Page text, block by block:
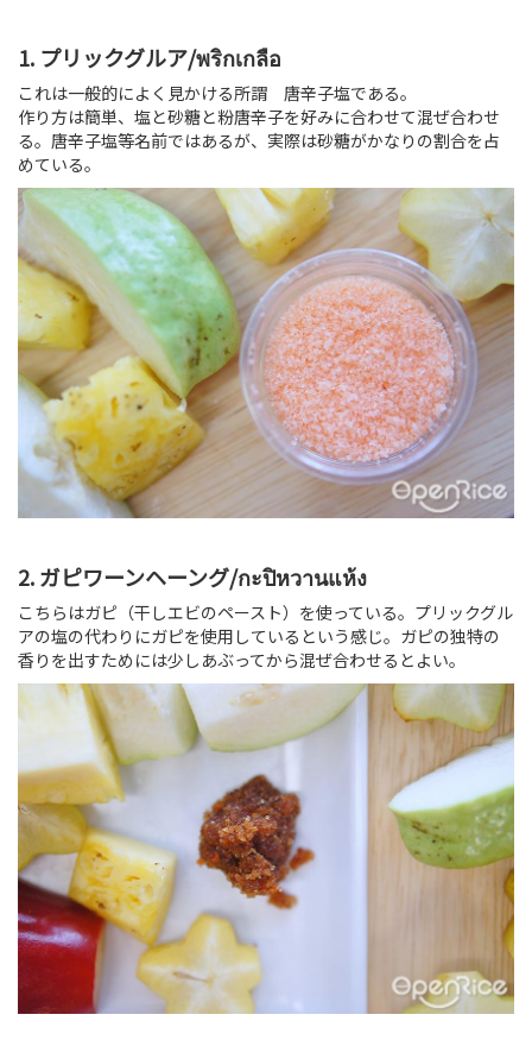
1. プリックグルア/พริกเกลือ
これは一般的によく見かける所謂 唐辛子塩である。
作り方は簡単、塩と砂糖と粉唐辛子を好みに合わせて混ぜ合わせ
る。唐辛子塩等名前ではあるが、実際は砂糖がかなりの割合を占
めている。
2. ガピワーンヘーング/กะปิหวานแห้ง
こちらはガピ（干しエビのペースト）を使っている。プリックグル
アの塩の代わりにガピを使用しているという感じ。ガピの独特の
香りを出すためには少しあぶってから混ぜ合わせるとよい。